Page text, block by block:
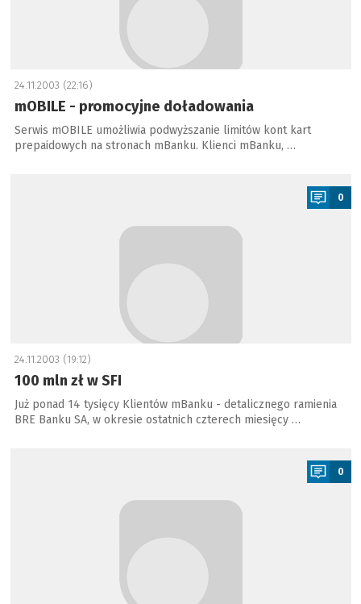
24.11.2003 (22:16)
mOBILE - promocyjne doładowania
Serwis mOBILE umożliwia podwyższanie limitów kont kart
prepaidowych na stronach mBanku. Klienci mBanku, …
0
24.11.2003 (19:12)
100 mln zł w SFI
Już ponad 14 tysięcy Klientów mBanku - detalicznego ramienia
BRE Banku SA, w okresie ostatnich czterech miesięcy …
0